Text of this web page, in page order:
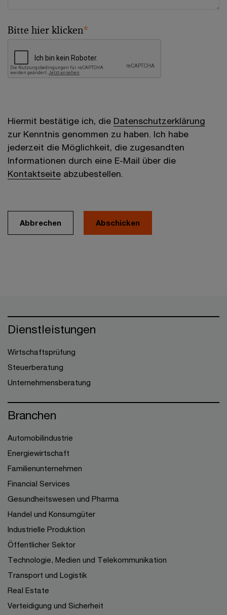
Bitte hier klicken*
Hiermit bestätige ich, die Datenschutzerklärung
zur Kenntnis genommen zu haben. Ich habe
jederzeit die Möglichkeit, die zugesandten
Informationen durch eine E-Mail über die
Kontaktseite abzubestellen.
Abbrechen
Dienstleistungen
Wirtschaftsprüfung
Steuerberatung
Unternehmensberatung
Branchen
Automobilindustrie
Energiewirtschaft
Familienunternehmen
Financial Services
Gesundheitswesen und Pharma
Handel und Konsumgüter
Industrielle Produktion
Öffentlicher Sektor
Technologie, Medien und Telekommunikation
Transport und Logistik
Real Estate
Verteidigung und Sicherheit